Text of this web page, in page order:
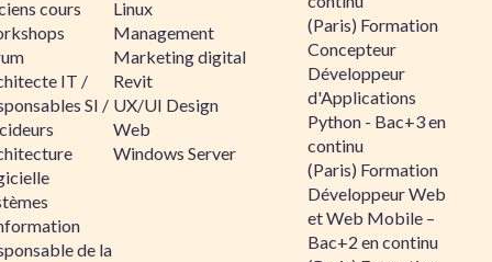
cours
IT /
SI /
de la
Linux
Management
Marketing digital
Revit
UX/UI Design
Web
Windows Server
(Paris) Formation
Concepteur
Développeur
d'Applications
Python - Bac+3 en
continu
(Paris) Formation
Développeur Web
et Web Mobile –
Bac+2 en continu